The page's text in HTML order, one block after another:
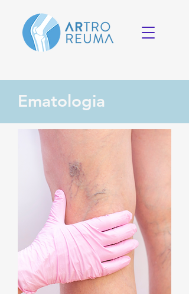
Ematologia